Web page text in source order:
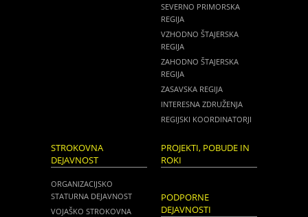
SEVERNO PRIMORSKA
REGIJA
VZHODNO ŠTAJERSKA
REGIJA
ZAHODNO ŠTAJERSKA
REGIJA
ZASAVSKA REGIJA
INTERESNA ZDRUŽENJA
REGIJSKI KOORDINATORJI
STROKOVNA
DEJAVNOST
ORGANIZACIJSKO
STATURNA DEJAVNOST
VOJAŠKO STROKOVNA
PROJEKTI, POBUDE IN
ROKI
PODPORNE
DEJAVNOSTI